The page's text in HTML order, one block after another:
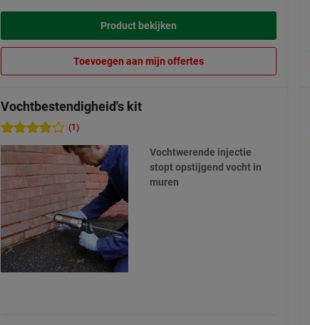
Product bekijken
Toevoegen aan mijn offertes
Vochtbestendigheid's kit
(1)
Vochtwerende injectie
stopt opstijgend vocht in
muren